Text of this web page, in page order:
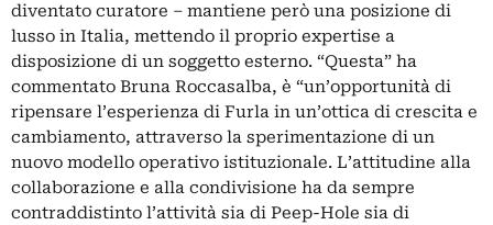
diventato curatore – mantiene però una posizione di
lusso in Italia, mettendo il proprio expertise a
disposizione di un soggetto esterno. “Questa” ha
commentato Bruna Roccasalba, è “un’opportunità di
ripensare l’esperienza di Furla in un’ottica di crescita e
cambiamento, attraverso la sperimentazione di un
nuovo modello operativo istituzionale. L’attitudine alla
collaborazione e alla condivisione ha da sempre
contraddistinto l’attività sia di Peep-Hole sia di